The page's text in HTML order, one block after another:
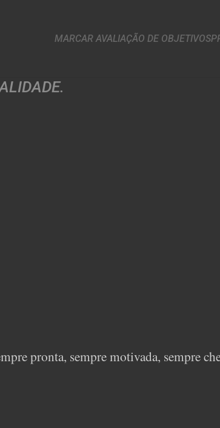
MARCAR AVALIAÇÃO DE OBJETIVOS
pronta, sempre motivada, sempre